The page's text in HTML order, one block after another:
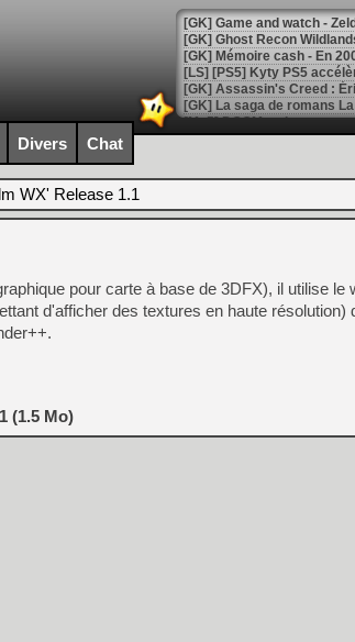
[Mo5] DOOM arrive en
[GK] Bethesda fête les 30
[GK] Roblox : l'action en
[GK] Agenda - GeForce
[LS] [PS5] ps5-y2jb-
[GK] Pourquoi Marvel
[GK] Test : Restory : Chill
[GK] GTA 6 : Rockstar
[GK] Hot Wheels Infinite
[GK] Mémoire cash -
[GK] Résultats Nintendo :
[GK] Déjà des
[Mo5] Brickboy cherche à
[GK] Minecraft et ses «
[GK] Beast of
[GK] Ubisoft : fin de partie
[GK] Mémoire cash -
[GK] Dan Houser (GTA)
[GK] Comment EA Sports
[GK] Crimson Moon : un
[GK] Isle of Reveries : le
[GK] Moonlighter 2 : The
[GK] Capcom relance
Divers Chat
WX' Release 1.1
pour carte à base de 3DFX), il utilise le
d'afficher des textures en haute résolution)
(1.5 Mo)